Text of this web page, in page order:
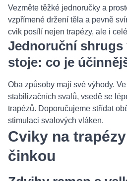
Vezměte těžké jednoručky a
vzpřímené držení těla a pevně
cvik posílí nejen trapézy, ale i
Jednoruční shrugs
stoje: co je
Oba způsoby mají své výhody.
stabilizačních svalů, vsedě se
trapézů. Doporučujeme střídat
stimulaci svalových vláken.
Cviky na
činkou